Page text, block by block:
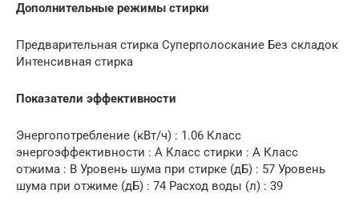
Дополнительные режимы стирки
Предварительная стирка Суперполоскание Без складок
Интенсивная стирка
Показатели эффективности
Энергопотребление (кВт/ч) : 1.06 Класс
энергоэффективности : А Класс стирки : A Класс
отжима : B Уровень шума при стирке (дБ) : 57 Уровень
шума при отжиме (дБ) : 74 Расход воды (л) : 39